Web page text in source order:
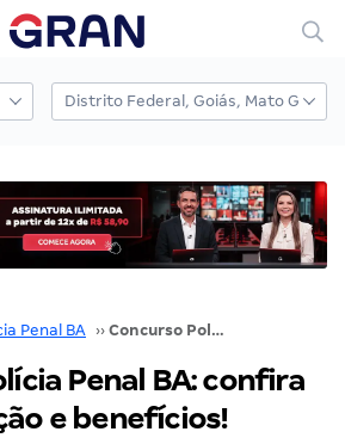
Penal BA ›› Concurso Polícia Penal BA: confira a remuneração e benefícios!
Penal BA: confira
e benefícios!